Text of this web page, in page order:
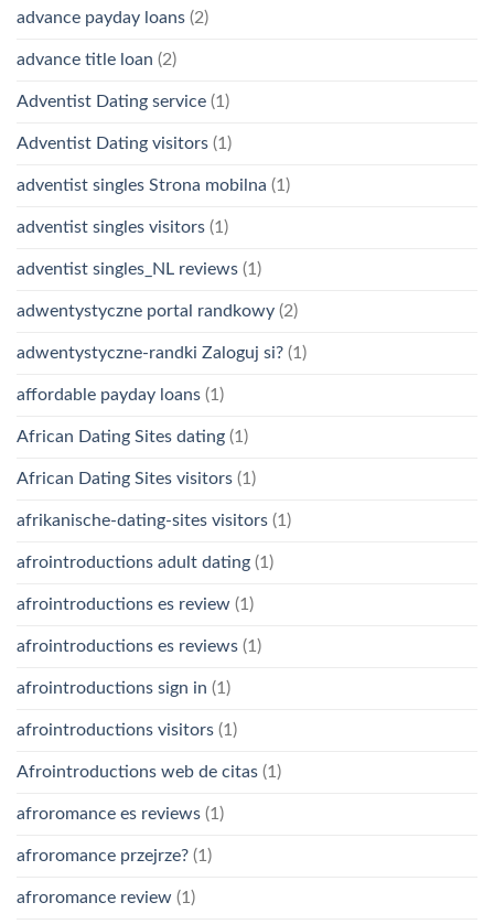
advance payday loans (2)
advance title loan (2)
Adventist Dating service (1)
Adventist Dating visitors (1)
adventist singles Strona mobilna (1)
adventist singles visitors (1)
adventist singles_NL reviews (1)
adwentystyczne portal randkowy (2)
adwentystyczne-randki Zaloguj si? (1)
affordable payday loans (1)
African Dating Sites dating (1)
African Dating Sites visitors (1)
afrikanische-dating-sites visitors (1)
afrointroductions adult dating (1)
afrointroductions es review (1)
afrointroductions es reviews (1)
afrointroductions sign in (1)
afrointroductions visitors (1)
Afrointroductions web de citas (1)
afroromance es reviews (1)
afroromance przejrze? (1)
afroromance review (1)